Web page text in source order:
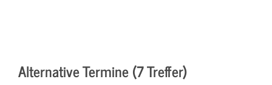
Alternative Termine (7 Treffer)